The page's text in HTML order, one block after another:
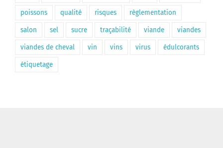
poissons qualité risques règlementation
salon sel sucre traçabilité viande viandes
viandes de cheval vin vins virus édulcorants
étiquetage